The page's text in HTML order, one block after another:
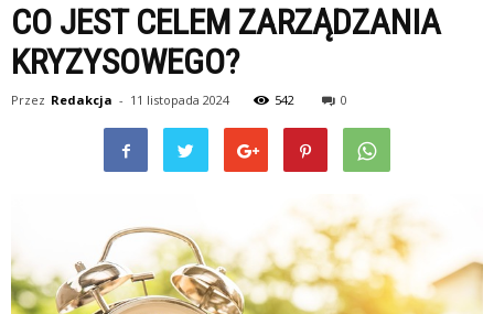
CO JEST CELEM ZARZĄDZANIA
KRYZYSOWEGO?
Przez Redakcja - 11 listopada 2024 542 0